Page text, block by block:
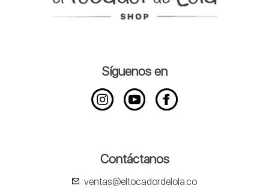
Síguenos en
Contáctanos
ventas@eltocadordelola.co